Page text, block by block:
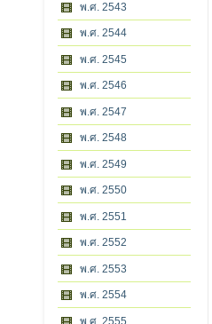
พ.ศ. 2543
พ.ศ. 2544
พ.ศ. 2545
พ.ศ. 2546
พ.ศ. 2547
พ.ศ. 2548
พ.ศ. 2549
พ.ศ. 2550
พ.ศ. 2551
พ.ศ. 2552
พ.ศ. 2553
พ.ศ. 2554
พ.ศ. 2555